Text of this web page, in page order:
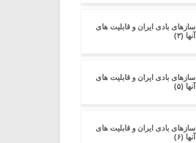
سازهای بادی ایران و قابلیت های
آنها (۳)
سازهای بادی ایران و قابلیت های
آنها (۵)
سازهای بادی ایران و قابلیت های
آنها (۶)